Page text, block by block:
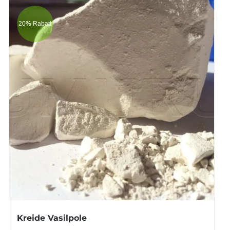
20% Rabatt
Kreide Vasilpole